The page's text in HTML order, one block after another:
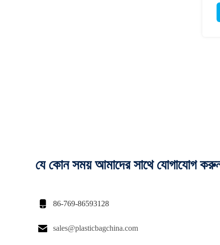
যে কোন সময় আমাদের সাথে যোগাযোগ
 86-769-86593128
 sales@plasticbagchina.com